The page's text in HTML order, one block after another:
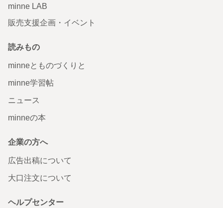
minne LAB
販売支援企画・イベント
読みもの
minneとものづくりと
minne学習帖
ニュース
minneの本
企業の方へ
広告出稿について
大口注文について
ヘルプセンター